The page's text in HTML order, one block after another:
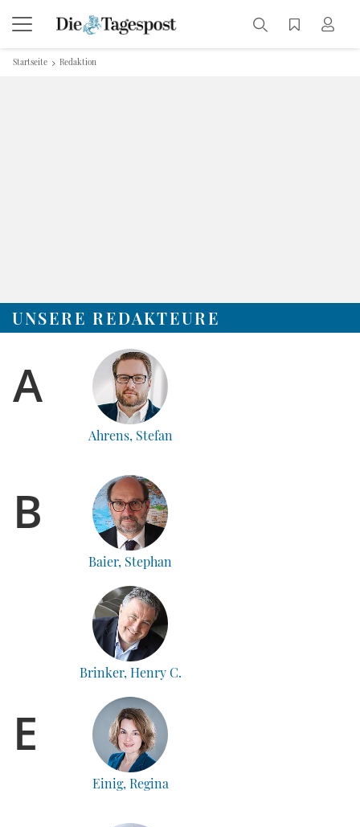
Startseite Redaktion
UNSERE REDAKTEURE
A
Ahrens, Stefan
B
Baier, Stephan
Brinker, Henry C.
E
Einig, Regina